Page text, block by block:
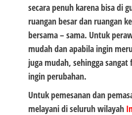
secara penuh karena bisa di
ruangan besar dan ruangan
bersama – sama. Untuk
mudah dan apabila ingin
juga mudah, sehingga
ingin perubahan.
Untuk pemesanan dan
melayani di seluruh wilayah